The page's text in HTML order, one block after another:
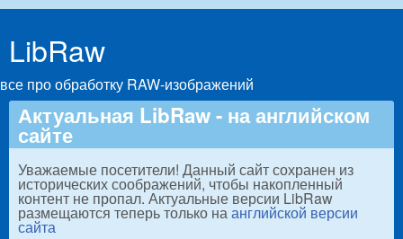
LibRaw
все про обработку RAW-изображений
Актуальная LibRaw - на английском
сайте
Уважаемые посетители! Данный сайт сохранен из
исторических соображений, чтобы накопленный
контент не пропал. Актуальные версии LibRaw
размещаются теперь только наанглийской версии
сайта